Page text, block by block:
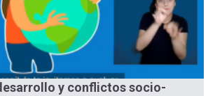
y conflictos socio-